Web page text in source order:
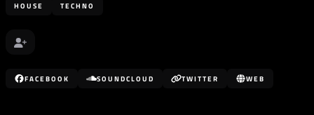
HOUSE TECHNO
FACEBOOK SOUNDCLOUD TWITTER WEB